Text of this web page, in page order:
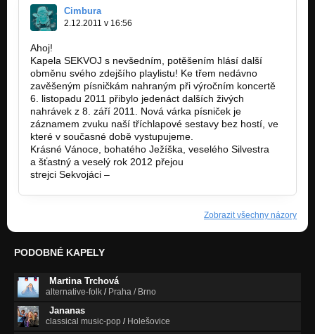
Cimbura
2.12.2011 v 16:56
Ahoj!
Kapela SEKVOJ s nevšedním, potěšením hlásí další
obměnu svého zdejšího playlistu! Ke třem nedávno
zavěšeným písničkám nahraným při výročním koncertě
6. listopadu 2011 přibylo jedenáct dalších živých
nahrávek z 8. září 2011. Nová várka písniček je
záznamem zvuku naší tříchlapové sestavy bez hostí, ve
které v současné době vystupujeme.
Krásné Vánoce, bohatého Ježíška, veselého Silvestra
a šťastný a veselý rok 2012 přejou
strejci Sekvojáci –
Zobrazit všechny názory
PODOBNÉ KAPELY
Martina Trchová
alternative-folk / Praha / Brno
Jananas
classical music-pop / Holešovice